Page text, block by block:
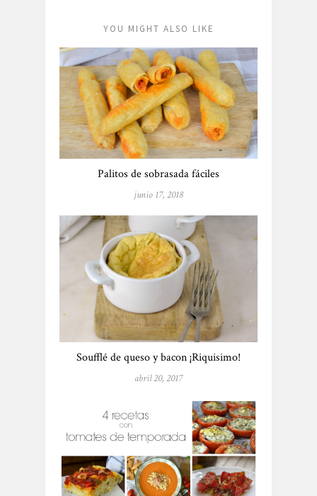
YOU MIGHT ALSO LIKE
Palitos de sobrasada fáciles
junio 17, 2018
Soufflé de queso y bacon ¡Riquisimo!
abril 20, 2017